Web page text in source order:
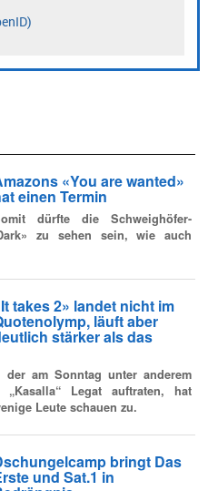
«You are wanted»
einen Termin
dürfte die Schweighöfer-
zu sehen sein, wie auch
takes 2» landet nicht im
läuft aber
stärker als das
der am Sonntag unter anderem
Legat auftraten, hat
Leute schauen zu.
bringt Das
und Sat.1 in